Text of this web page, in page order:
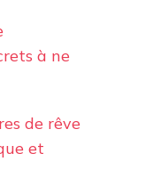
à ne
de rêve
et